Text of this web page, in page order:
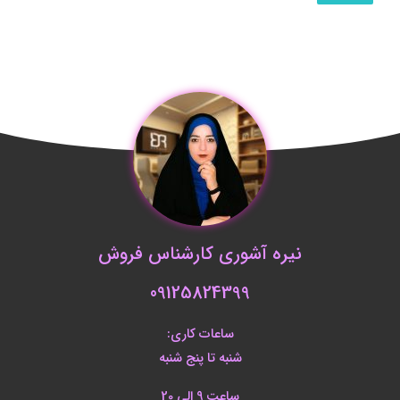
نیره آشوری کارشناس فروش
09125824399
ساعات کاری:
شنبه تا پنج شنبه